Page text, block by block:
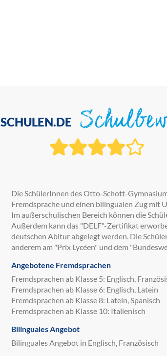
SCHULEN.DE
Die SchülerInnen des Otto-Schott-
Fremdsprache und einen bilingualen Zug mit
Im außerschulischen Bereich können die
Außerdem kann das "DELF"-Zertifikat
deutschen Abitur abgelegt werden. Die
anderem am "Prix Lycéen" und dem
Angebotene Fremdsprachen
Fremdsprachen ab Klasse 5: Englisch,
Fremdsprachen ab Klasse 6: Englisch, Latein
Fremdsprachen ab Klasse 8: Latein, Spanisch
Fremdsprachen ab Klasse 10: Italienisch
Bilinguales Angebot
Bilinguales Angebot in Englisch, Französisch